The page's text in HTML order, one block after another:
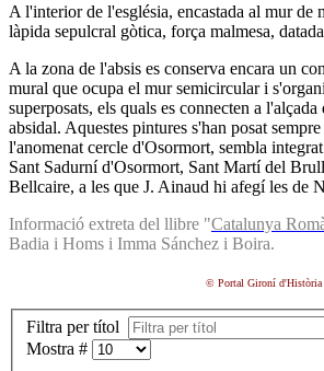
A l'interior de l'església, encastada al mur de
làpida sepulcral gòtica, força malmesa,
A la zona de l'absis es conserva encara un
mural que ocupa el mur semicircular i
superposats, els quals es connecten a
absidal. Aquestes pintures s'han posat
l'anomenat cercle d'Osormort, sembla
Sant Sadurní d'Osormort, Sant Martí del
Bellcaire, a les que J. Ainaud hi afegí les de
Informació extreta del llibre "Catalunya
Badia i Homs i Imma Sánchez i Boira.
© Portal Gironí d'Història
Filtra per títol
Mostra #